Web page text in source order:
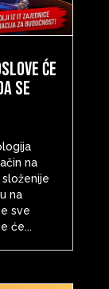
će
se
na
na
sve
će...